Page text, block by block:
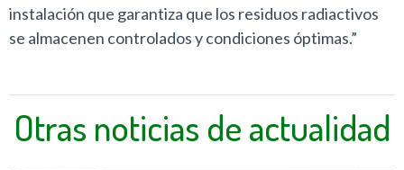
instalación que garantiza que los residuos radiactivos
se almacenen controlados y condiciones óptimas.”
Otras noticias de actualidad